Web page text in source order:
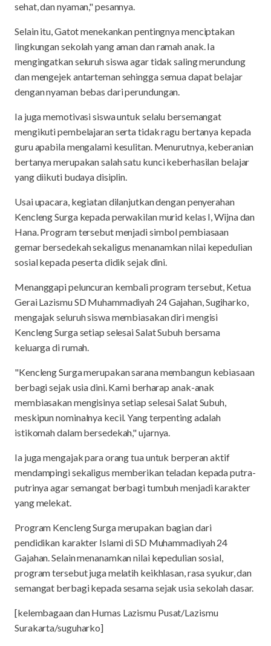
sehat, dan nyaman," pesannya.
Selain itu, Gatot menekankan pentingnya menciptakan
lingkungan sekolah yang aman dan ramah anak. Ia
mengingatkan seluruh siswa agar tidak saling merundung
dan mengejek antarteman sehingga semua dapat belajar
dengan nyaman bebas dari perundungan.
Ia juga memotivasi siswa untuk selalu bersemangat
mengikuti pembelajaran serta tidak ragu bertanya kepada
guru apabila mengalami kesulitan. Menurutnya, keberanian
bertanya merupakan salah satu kunci keberhasilan belajar
yang diikuti budaya disiplin.
Usai upacara, kegiatan dilanjutkan dengan penyerahan
Kencleng Surga kepada perwakilan murid kelas I, Wijna dan
Hana. Program tersebut menjadi simbol pembiasaan
gemar bersedekah sekaligus menanamkan nilai kepedulian
sosial kepada peserta didik sejak dini.
Menanggapi peluncuran kembali program tersebut, Ketua
Gerai Lazismu SD Muhammadiyah 24 Gajahan, Sugiharko,
mengajak seluruh siswa membiasakan diri mengisi
Kencleng Surga setiap selesai Salat Subuh bersama
keluarga di rumah.
"Kencleng Surga merupakan sarana membangun kebiasaan
berbagi sejak usia dini. Kami berharap anak-anak
membiasakan mengisinya setiap selesai Salat Subuh,
meskipun nominalnya kecil. Yang terpenting adalah
istikomah dalam bersedekah," ujarnya.
Ia juga mengajak para orang tua untuk berperan aktif
mendampingi sekaligus memberikan teladan kepada putra-
putrinya agar semangat berbagi tumbuh menjadi karakter
yang melekat.
Program Kencleng Surga merupakan bagian dari
pendidikan karakter Islami di SD Muhammadiyah 24
Gajahan. Selain menanamkan nilai kepedulian sosial,
program tersebut juga melatih keikhlasan, rasa syukur, dan
semangat berbagi kepada sesama sejak usia sekolah dasar.
[kelembagaan dan Humas Lazismu Pusat/Lazismu
Surakarta/suguharko]